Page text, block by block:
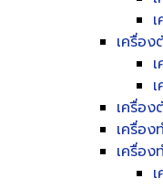
เครื่อง
เครื่อ
เครื่อ
เครื่อง